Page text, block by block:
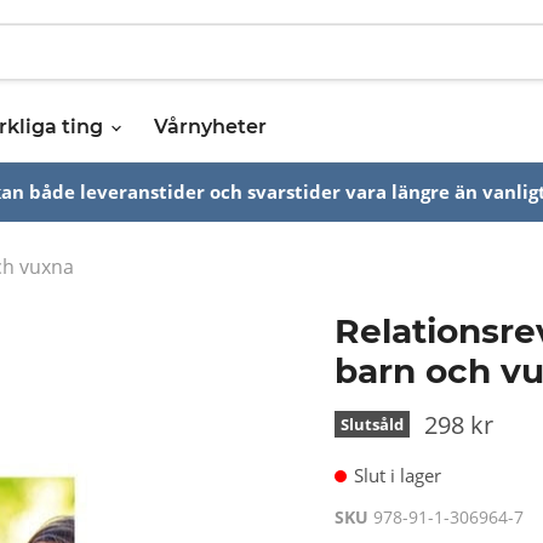
ting Vårnyheter
både leveranstider och svarstider vara längre än
vuxna
barn och
Slutsåld 298 kr
Slut i lager
SKU 978-91-1-306964-7